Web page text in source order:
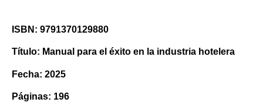
ISBN: 9791370129880
Título: Manual para el éxito en la industria hotelera
Fecha: 2025
Páginas: 196